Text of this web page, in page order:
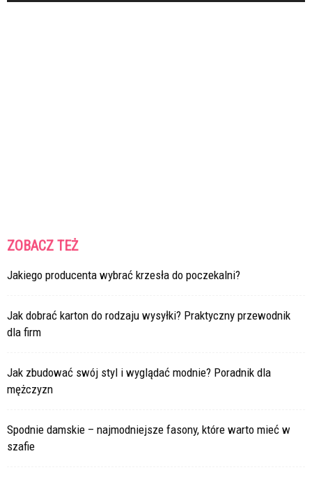
ZOBACZ TEŻ
Jakiego producenta wybrać krzesła do poczekalni?
Jak dobrać karton do rodzaju wysyłki? Praktyczny przewodnik
dla firm
Jak zbudować swój styl i wyglądać modnie? Poradnik dla
mężczyzn
Spodnie damskie – najmodniejsze fasony, które warto mieć w
szafie